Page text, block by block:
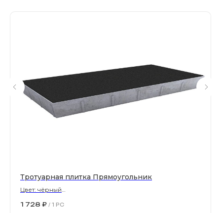
Тротуарная плитка Прямоугольник
Цвет: чёрный
1 728 ₽ / 1 PC
ИП Ильинский В.В. ИНН 501602422407
Политика конфиденциальности